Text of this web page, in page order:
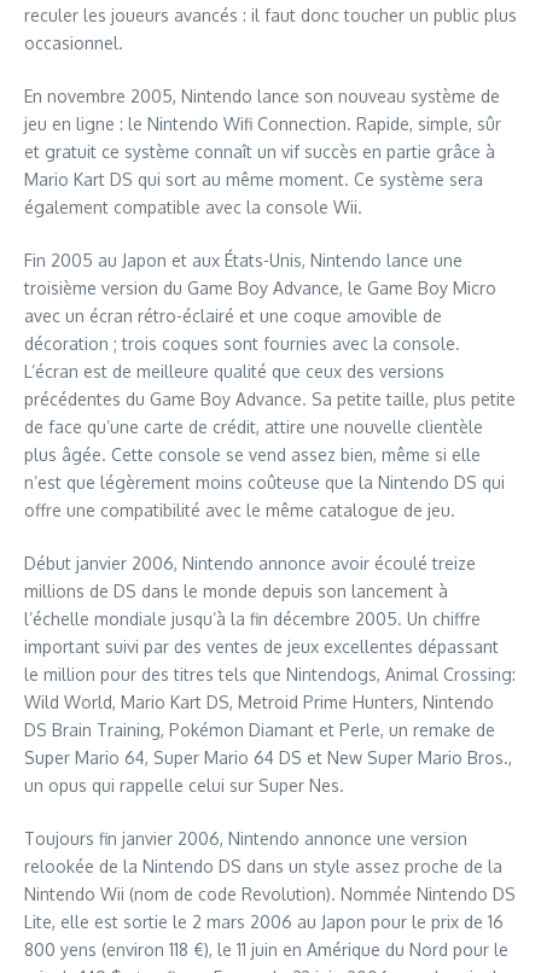
reculer les joueurs avancés : il faut donc toucher un public plus
occasionnel.
En novembre 2005, Nintendo lance son nouveau système de
jeu en ligne : le Nintendo Wifi Connection. Rapide, simple, sûr
et gratuit ce système connaît un vif succès en partie grâce à
Mario Kart DS qui sort au même moment. Ce système sera
également compatible avec la console Wii.
Fin 2005 au Japon et aux États-Unis, Nintendo lance une
troisième version du Game Boy Advance, le Game Boy Micro
avec un écran rétro-éclairé et une coque amovible de
décoration ; trois coques sont fournies avec la console.
L’écran est de meilleure qualité que ceux des versions
précédentes du Game Boy Advance. Sa petite taille, plus petite
de face qu’une carte de crédit, attire une nouvelle clientèle
plus âgée. Cette console se vend assez bien, même si elle
n’est que légèrement moins coûteuse que la Nintendo DS qui
offre une compatibilité avec le même catalogue de jeu.
Début janvier 2006, Nintendo annonce avoir écoulé treize
millions de DS dans le monde depuis son lancement à
l’échelle mondiale jusqu’à la fin décembre 2005. Un chiffre
important suivi par des ventes de jeux excellentes dépassant
le million pour des titres tels que Nintendogs, Animal Crossing:
Wild World, Mario Kart DS, Metroid Prime Hunters, Nintendo
DS Brain Training, Pokémon Diamant et Perle, un remake de
Super Mario 64, Super Mario 64 DS et New Super Mario Bros.,
un opus qui rappelle celui sur Super Nes.
Toujours fin janvier 2006, Nintendo annonce une version
relookée de la Nintendo DS dans un style assez proche de la
Nintendo Wii (nom de code Revolution). Nommée Nintendo DS
Lite, elle est sortie le 2 mars 2006 au Japon pour le prix de 16
800 yens (environ 118 €), le 11 juin en Amérique du Nord pour le